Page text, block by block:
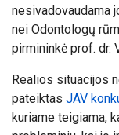
nesivadovaudama
nei Odontologų
pirmininkė prof. dr.
Realios situacijos
pateiktas JAV
kuriame teigiama,